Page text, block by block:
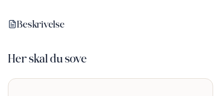
Beskrivelse
Her skal du sove